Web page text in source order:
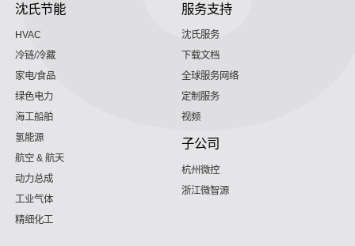
沈氏节能
HVAC
冷链/冷藏
家电/食品
绿色电力
海工船舶
氢能源
航空 & 航天
动力总成
工业气体
精细化工
服务支持
沈氏服务
下载文档
全球服务网络
定制服务
视频
子公司
杭州微控
浙江微智源